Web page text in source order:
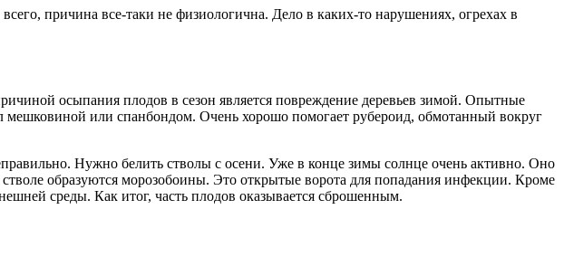
причина все-таки не физиологична. Дело в каких-то нарушениях, огрехах в
осыпания плодов в сезон является повреждение деревьев зимой. Опытные
мешковиной или спанбондом. Очень хорошо помогает рубероид, обмотанный вокруг
Нужно белить стволы с осени. Уже в конце зимы солнце очень активно. Оно
образуются морозобоины. Это открытые ворота для попадания инфекции. Кроме
среды. Как итог, часть плодов оказывается сброшенным.